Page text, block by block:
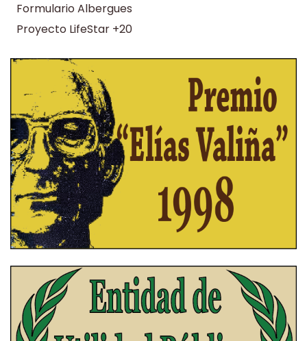
Formulario Albergues
Proyecto LifeStar +20